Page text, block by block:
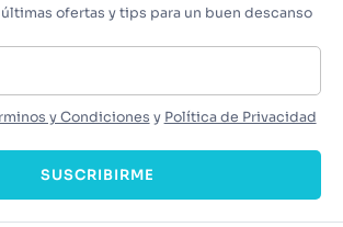
ofertas y tips para un buen descanso
y Condiciones y Política de Privacidad
SUSCRIBIRME